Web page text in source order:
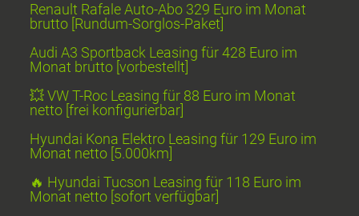
Renault Rafale Auto-Abo 329 Euro im Monat
brutto [Rundum-Sorglos-Paket]
Audi A3 Sportback Leasing für 428 Euro im
Monat brutto [vorbestellt]
💥 VW T-Roc Leasing für 88 Euro im Monat
netto [frei konfigurierbar]
Hyundai Kona Elektro Leasing für 129 Euro im
Monat netto [5.000km]
🔥 Hyundai Tucson Leasing für 118 Euro im
Monat netto [sofort verfügbar]